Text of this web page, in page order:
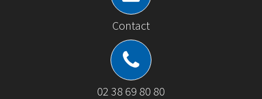
Contact
02 38 69 80 80